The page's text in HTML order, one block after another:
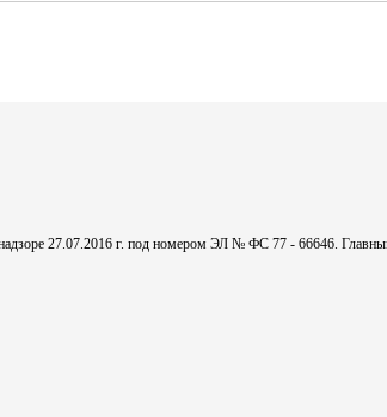
27.07.2016 г. под номером ЭЛ № ФС 77 - 66646.